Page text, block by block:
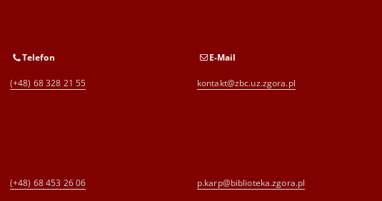
Telefon
(+48) 68 328 21 55
E-Mail
kontakt@zbc.uz.zgora.pl
(+48) 68 453 26 06 p.karp@biblioteka.zgora.pl